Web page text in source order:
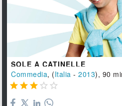
SOLE A CATINELLE
Commedia, (Italia -2013), 90
    